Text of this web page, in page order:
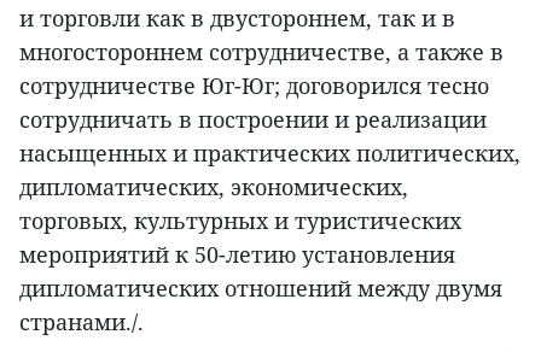
и торговли как в двустороннем, так и в
многостороннем сотрудничестве, а также в
сотрудничестве Юг-Юг; договорился тесно
сотрудничать в построении и реализации
насыщенных и практических политических,
дипломатических, экономических,
торговых, культурных и туристических
мероприятий к 50-летию установления
дипломатических отношений между двумя
странами./.